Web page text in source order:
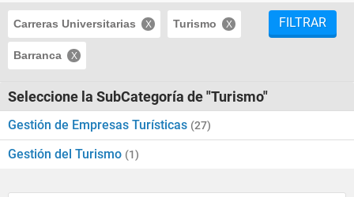
Carreras Universitarias Turismo
Barranca
FILTRAR
Seleccione la SubCategoría de "Turismo"
Gestión de Empresas Turísticas (27)
Gestión del Turismo (1)